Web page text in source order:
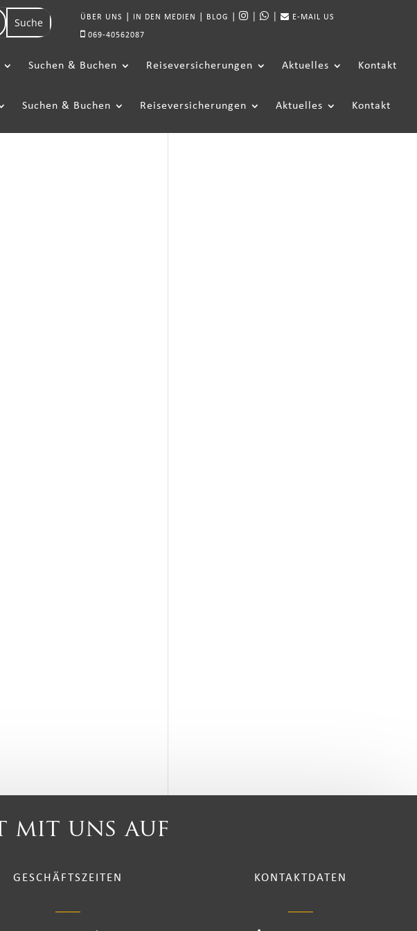
ÜBER UNS IN DEN MEDIEN BLOG | | E-MAIL US
069-40562087
Suchen & Buchen Reiseversicherungen Aktuelles Kontakt
Suchen & Buchen Reiseversicherungen Aktuelles Kontakt
mit uns auf
GESCHÄFTSZEITEN KONTAKTDATEN